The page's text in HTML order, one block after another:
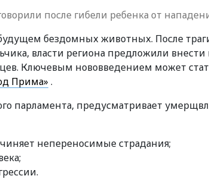
после гибели ребенка от
бездомных животных. После
власти региона предложили
Ключевым нововведением может
Прима» .
парламента, предусматривает
непереносимые страдания;